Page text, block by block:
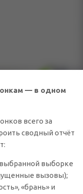
— в одном
всего за
сводный отчёт
выборке
вызовы);
«брань» и